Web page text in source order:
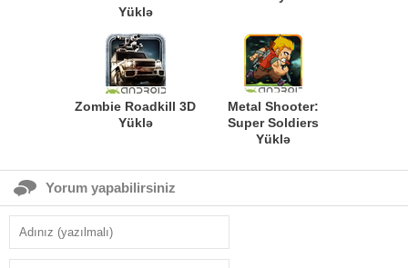
Yüklə
Zombie Roadkill 3D
Yüklə
Metal Shooter:
Super Soldiers
Yüklə
Yorum yapabilirsiniz